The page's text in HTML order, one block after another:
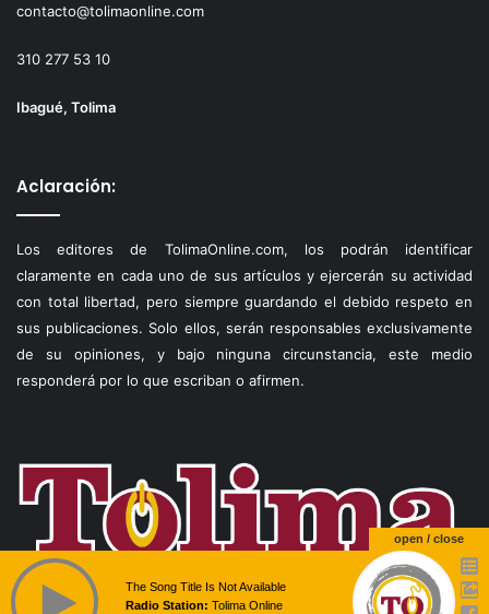
contacto@tolimaonline.com
310 277 53 10
Ibagué, Tolima
Aclaración:
Los editores de TolimaOnline.com, los podrán identificar
claramente en cada uno de sus artículos y ejercerán su actividad
con total libertad, pero siempre guardando el debido respeto en
sus publicaciones. Solo ellos, serán responsables exclusivamente
de su opiniones, y bajo ninguna circunstancia, este medio
responderá por lo que escriban o afirmen.
open / close
The Song Title Is Not Available
Radio Station: Tolima Online